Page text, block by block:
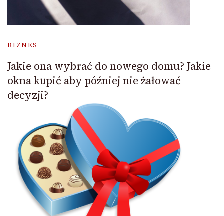
BIZNES
Jakie ona wybrać do nowego domu? Jakie
okna kupić aby później nie żałować
decyzji?